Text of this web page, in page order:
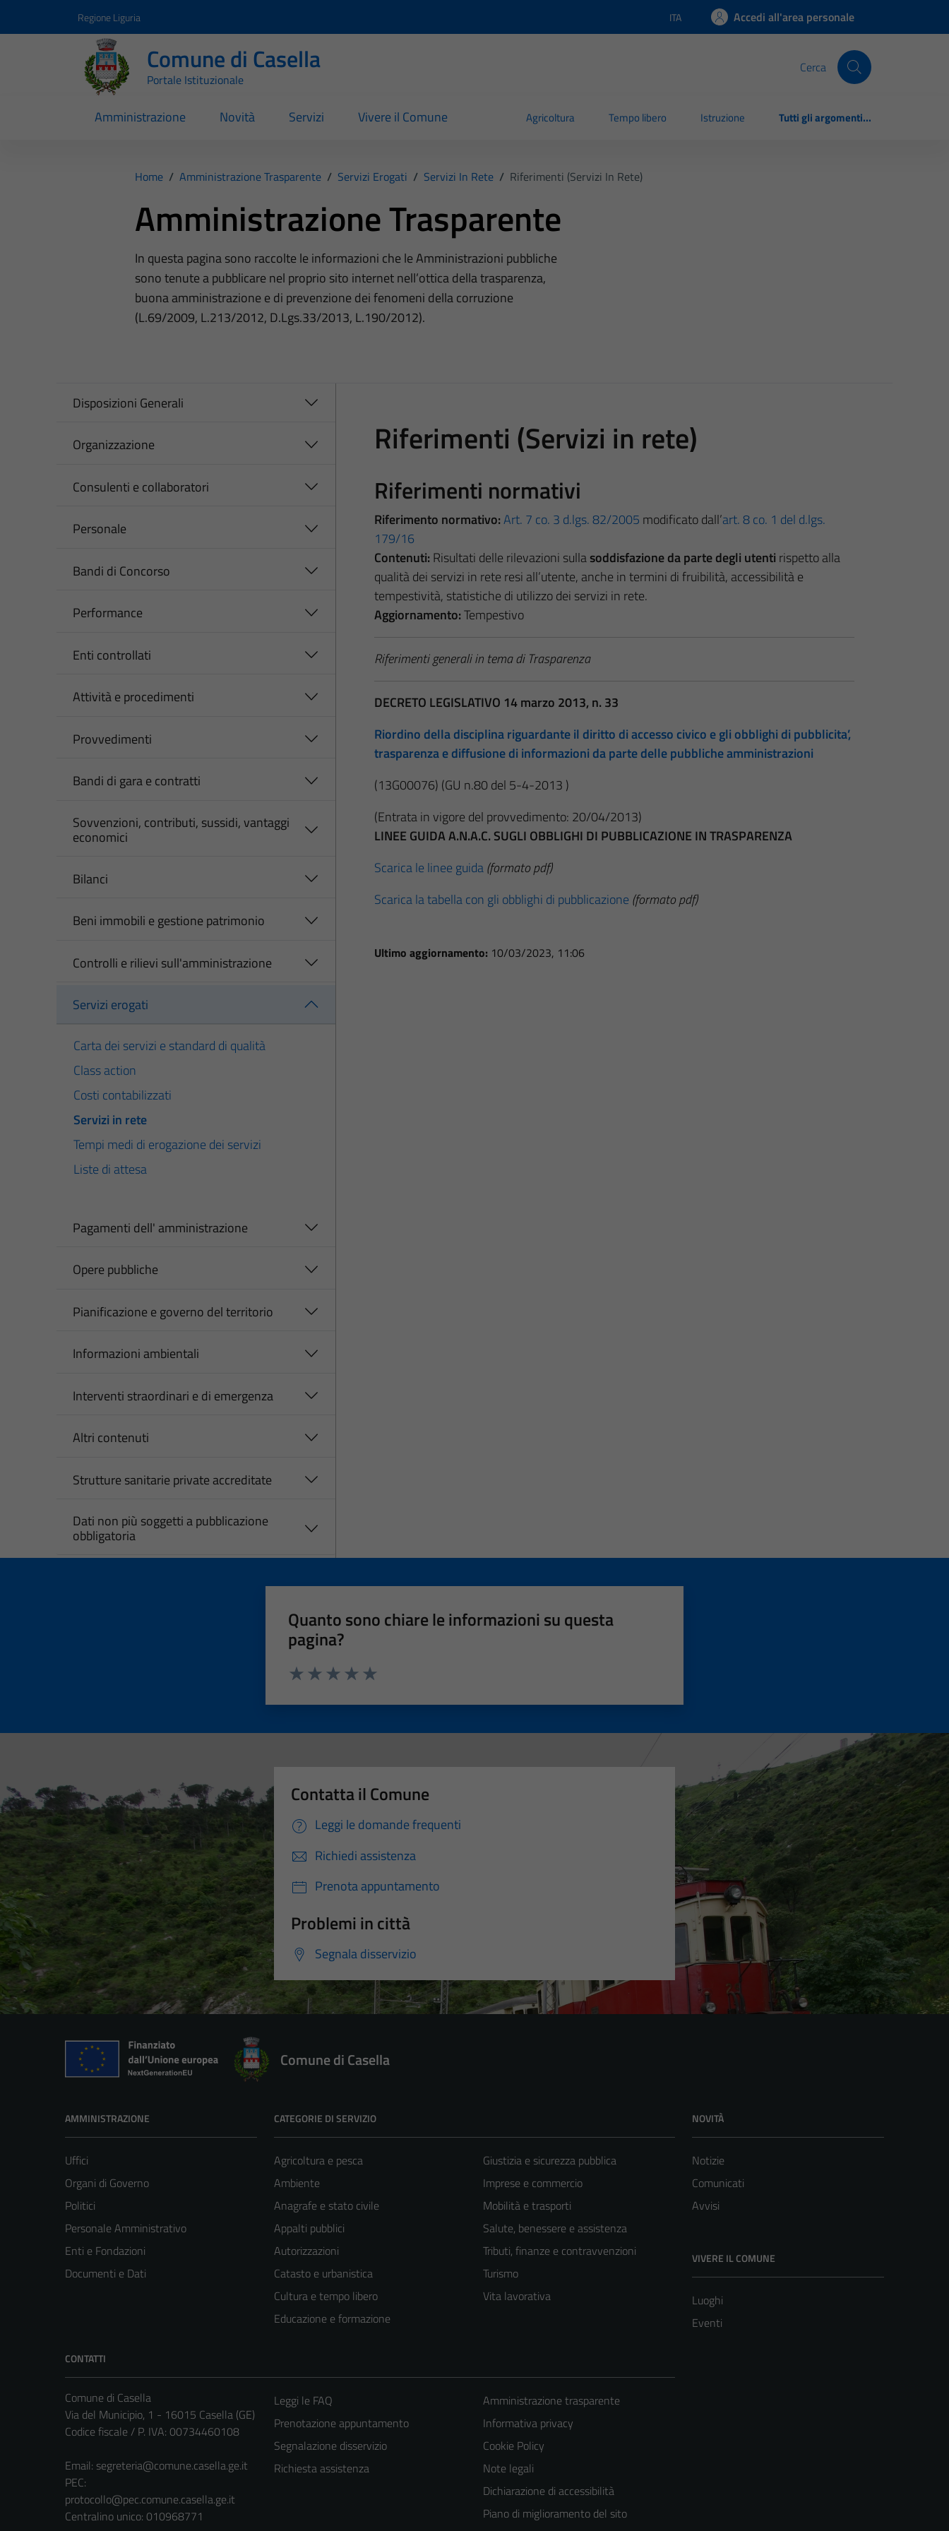
Regione Liguria Lingua attiva:
ITA Accedi all'area personale
Comune di Casella
Portale Istituzionale
Cerca
Amministrazione Novità Servizi Vivere il Comune Agricoltura Tempo libero Istruzione Tutti gli argomenti...
Home / Amministrazione Trasparente / Servizi Erogati / Servizi In Rete / Riferimenti (Servizi In Rete)
Amministrazione Trasparente
In questa pagina sono raccolte le informazioni che le Amministrazioni pubbliche
sono tenute a pubblicare nel proprio sito internet nell’ottica della trasparenza,
buona amministrazione e di prevenzione dei fenomeni della corruzione
(L.69/2009, L.213/2012, D.Lgs.33/2013, L.190/2012).
Disposizioni Generali
Organizzazione
Consulenti e collaboratori
Personale
Bandi di Concorso
Performance
Enti controllati
Attività e procedimenti
Provvedimenti
Bandi di gara e contratti
Sovvenzioni, contributi, sussidi, vantaggi
economici
Bilanci
Beni immobili e gestione patrimonio
Controlli e rilievi sull'amministrazione
Servizi erogati
Carta dei servizi e standard di qualità
Class action
Costi contabilizzati
Servizi in rete
Tempi medi di erogazione dei servizi
Liste di attesa
Pagamenti dell' amministrazione
Opere pubbliche
Pianificazione e governo del territorio
Informazioni ambientali
Interventi straordinari e di emergenza
Altri contenuti
Strutture sanitarie private accreditate
Dati non più soggetti a pubblicazione
obbligatoria
Riferimenti (Servizi in rete)
Riferimenti normativi
Riferimento normativo:Art. 7 co. 3 d.lgs. 82/2005 modificato dall’art. 8 co. 1 del d.lgs.
179/16
Contenuti: Risultati delle rilevazioni sullasoddisfazione da parte degli utenti rispetto alla
qualità dei servizi in rete resi all’utente, anche in termini di fruibilità, accessibilità e
tempestività, statistiche di utilizzo dei servizi in rete.
Aggiornamento:Tempestivo
Riferimenti generali in tema di Trasparenza
DECRETO LEGISLATIVO 14 marzo 2013, n. 33
Riordino della disciplina riguardante il diritto di accesso civico e gli obblighi di pubblicita’,
trasparenza e diffusione di informazioni da parte delle pubbliche amministrazioni
(13G00076) (GU n.80 del 5-4-2013 )
(Entrata in vigore del provvedimento: 20/04/2013)
LINEE GUIDA A.N.A.C. SUGLI OBBLIGHI DI PUBBLICAZIONE IN TRASPARENZA
Scarica le linee guida(formato pdf)
Scarica la tabella con gli obblighi di pubblicazione (formato pdf)
Ultimo aggiornamento: 10/03/2023, 11:06
Quanto sono chiare le informazioni su questa
pagina?
Contatta il Comune
Leggi le domande frequenti
Richiedi assistenza
Prenota appuntamento
Problemi in città
Segnala disservizio
Comune di Casella
AMMINISTRAZIONE
Uffici
Organi di Governo
Politici
Personale Amministrativo
Enti e Fondazioni
Documenti e Dati
CATEGORIE DI SERVIZIO
Agricoltura e pesca
Ambiente
Anagrafe e stato civile
Appalti pubblici
Autorizzazioni
Catasto e urbanistica
Cultura e tempo libero
Educazione e formazione
Giustizia e sicurezza pubblica
Imprese e commercio
Mobilità e trasporti
Salute, benessere e assistenza
Tributi, finanze e contravvenzioni
Turismo
Vita lavorativa
NOVITÀ
Notizie
Comunicati
Avvisi
VIVERE IL COMUNE
Luoghi
Eventi
CONTATTI
Comune di Casella
Via del Municipio, 1 - 16015 Casella (GE)
Codice fiscale / P. IVA: 00734460108
Email: segreteria@comune.casella.ge.it
PEC:
protocollo@pec.comune.casella.ge.it
Centralino unico: 010968771
Leggi le FAQ
Prenotazione appuntamento
Segnalazione disservizio
Richiesta assistenza
Amministrazione trasparente
Informativa privacy
Cookie Policy
Note legali
Dichiarazione di accessibilità
Piano di miglioramento del sito
Tecnici
Questi cookie
sono necessari
per il
funzionamento